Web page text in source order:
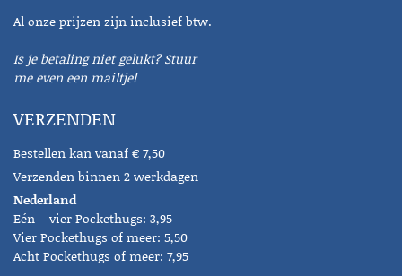
Al onze prijzen zijn inclusief btw.
Is je betaling niet gelukt? Stuur
me even een mailtje!
VERZENDEN
Bestellen kan vanaf € 7,50
Verzenden binnen 2 werkdagen
Nederland
Eén – vier Pockethugs: 3,95
Vier Pockethugs of meer: 5,50
Acht Pockethugs of meer: 7,95